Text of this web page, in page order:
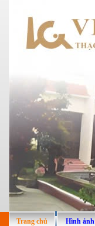
Trang chủ Hình ảnh